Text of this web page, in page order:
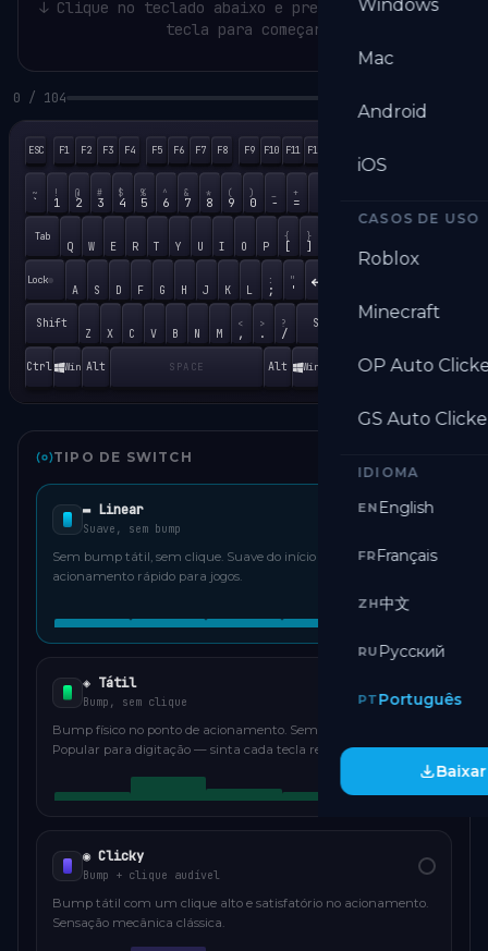
Windows
Mac
Android
iOS
CASOS DE USO
Roblox
Minecraft
OP Auto
GS Auto
IDIOMA
EN English
FRFrançais
ZH中文
RU Русский
PTPortuguês
↓ Clique no teclado abaixo e pressione qualquer
tecla para começar
0 / 104
ESC F1 F2 F3 F4 F5 F6 F7 F8 F9 F10 F11 F12
~
`
!
1
@
2
#
3
$
4
%
5
^
6
&
7
*
8
(
9
)
0 -
+
=
Tab
Q W E R T Y U I O P
{
[
}
]
Caps Lock
A S D F G H J K L
:
;
"
'
Shift
Z X C V B N M
<
,
>
.
?
/
Shift
Ctrl Win Alt SPACE Alt Win Ctrl
TIPO DE SWITCH
▬ Linear
Suave, sem bump
Sem bump tátil, sem clique. Suave do início ao fim —
acionamento rápido para jogos.
◈ Tátil
Bump, sem clique
Bump físico no ponto de acionamento. Sem clique audível.
Popular para digitação — sinta cada tecla registrar.
◉ Clicky
Bump + clique audível
Bump tátil com um clique alto e satisfatório no acionamento.
Sensação mecânica clássica.